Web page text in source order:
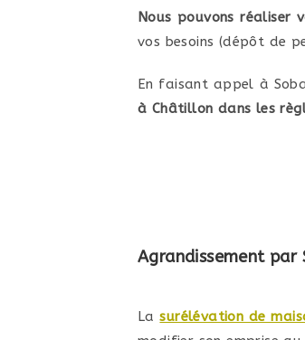
Nous pouvons
vos besoins (dépôt de
En faisant appel à
à Châtillon dans les
Agrandissement par
Lasurélévation de